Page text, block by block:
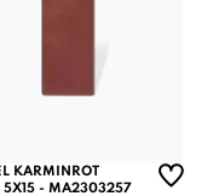
KARMINROT
5X15 - MA2303257